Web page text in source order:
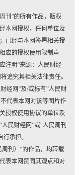
刊”的所有作品，版权
本网授权，任何单位及
已经与本网签署相关授
应的授权使用限制声
注明“来源：人民财经
追究其相关法律责任。
经网”及/或标有“人民财
不代表本网对该等图片作
授权使用协议的单位及
民财经网”或“人民周刊
承担。
刊）”的作品，均转载
表本网赞同其观点和对